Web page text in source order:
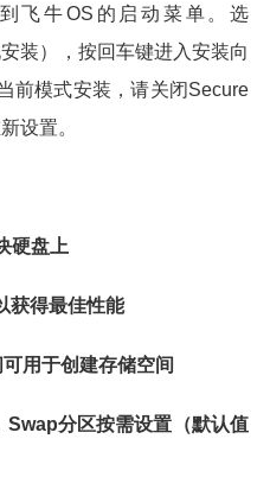
飞牛OS的启动菜单。选
装），按回车键进入安装向
前模式安装，请关闭Secure
设置。
硬盘上
获得最佳性能
用于创建存储空间
Swap分区按需设置（默认值